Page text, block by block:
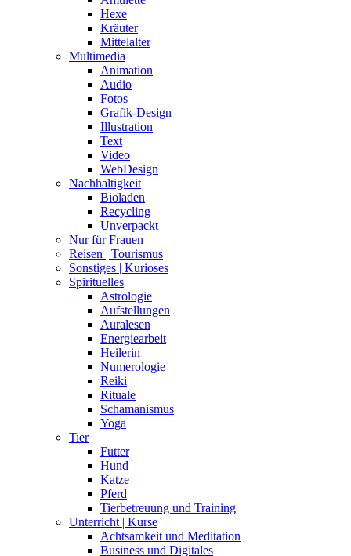
Hexe
Kräuter
Mittelalter
Multimedia
Animation
Audio
Fotos
Grafik-Design
Illustration
Text
Video
WebDesign
Nachhaltigkeit
Bioladen
Recycling
Unverpackt
Nur für Frauen
Reisen | Tourismus
Sonstiges | Kurioses
Spirituelles
Astrologie
Aufstellungen
Auralesen
Energiearbeit
Heilerin
Numerologie
Reiki
Rituale
Schamanismus
Yoga
Tier
Futter
Hund
Katze
Pferd
Tierbetreuung und Training
Unterricht | Kurse
Achtsamkeit und Meditation
Business und Digitales